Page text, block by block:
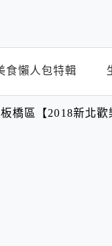
食懶人包特輯
橋區【2018新北